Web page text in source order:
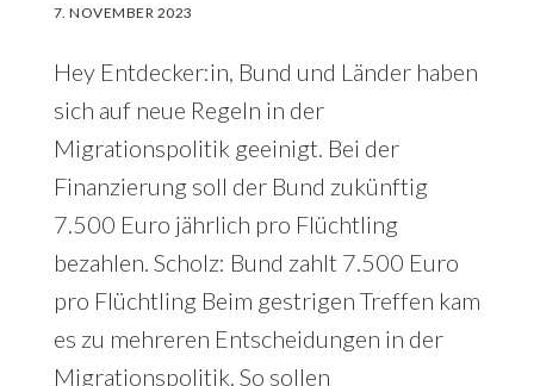
7. NOVEMBER 2023
Hey Entdecker:in, Bund und Länder haben
sich auf neue Regeln in der
Migrationspolitik geeinigt. Bei der
Finanzierung soll der Bund zukünftig
7.500 Euro jährlich pro Flüchtling
bezahlen. Scholz: Bund zahlt 7.500 Euro
pro Flüchtling Beim gestrigen Treffen kam
es zu mehreren Entscheidungen in der
Migrationspolitik. So sollen